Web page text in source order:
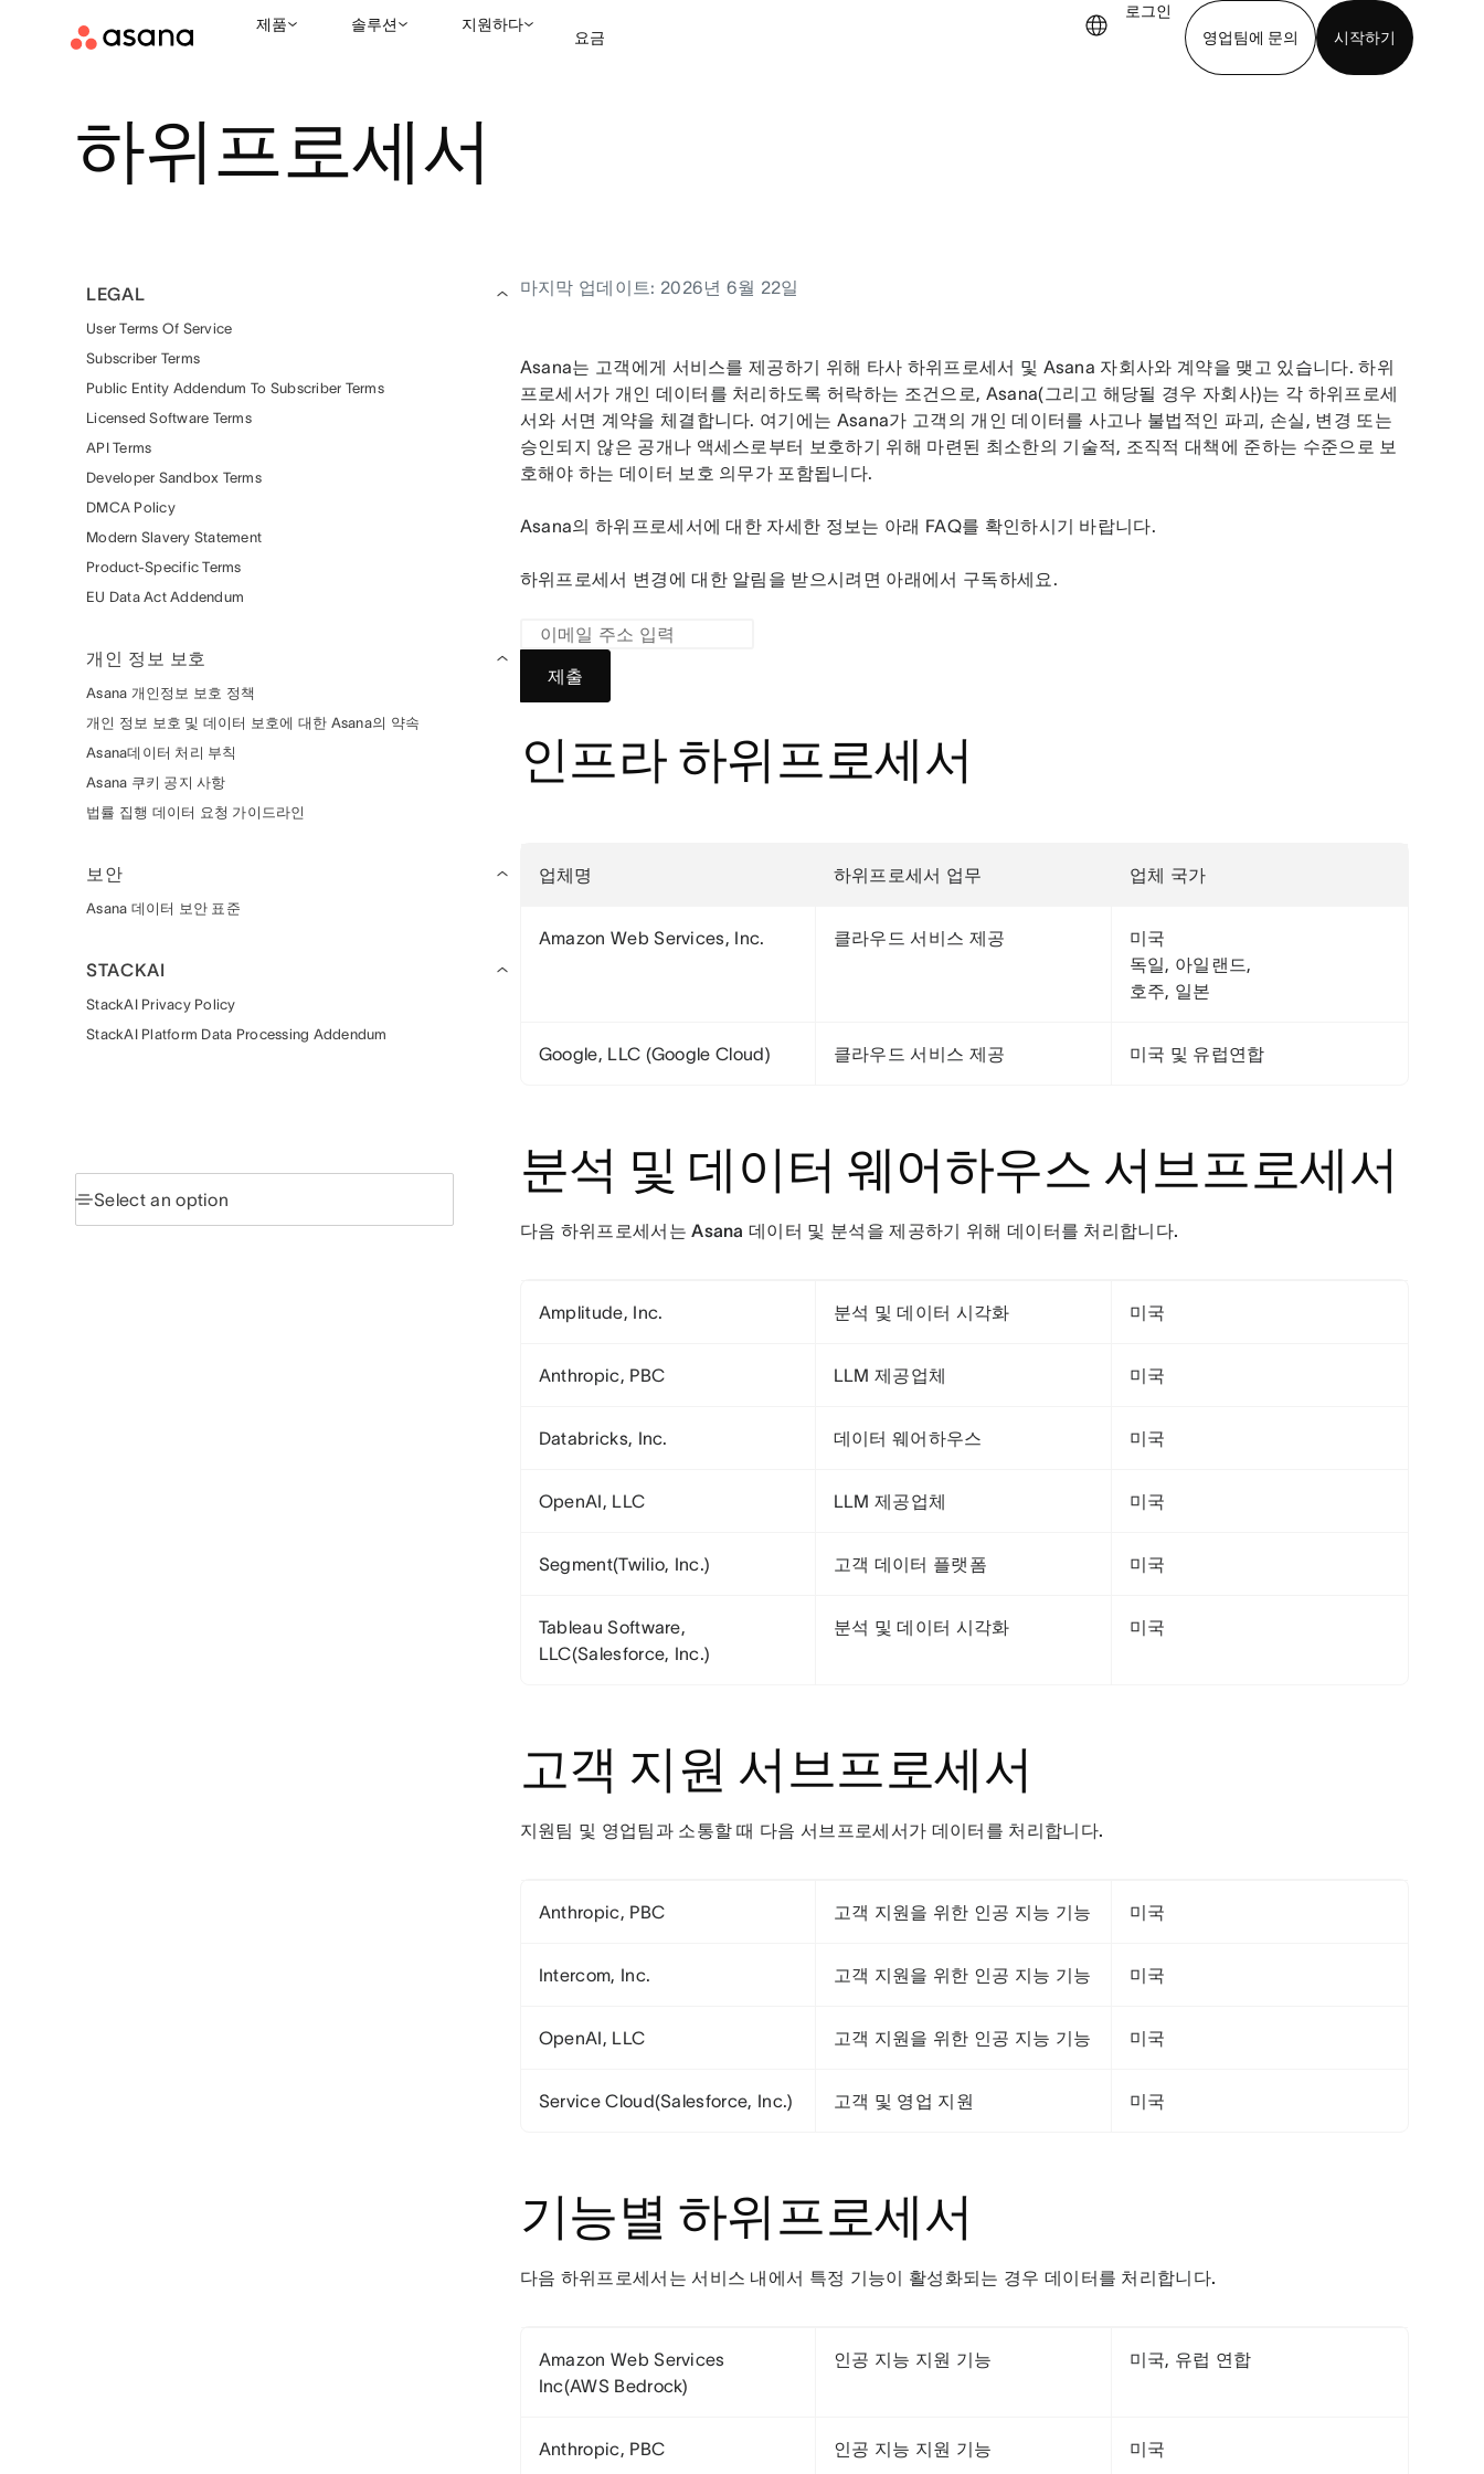
제품 솔루션 지원하다
요금
로그인
영업팀에 문의
시작하기
하위프로세서
LEGAL
User Terms Of Service
Subscriber Terms
Public Entity Addendum To Subscriber Terms
Licensed Software Terms
API Terms
Developer Sandbox Terms
DMCA Policy
Modern Slavery Statement
Product-Specific Terms
EU Data Act Addendum
개인 정보 보호
Asana 개인정보 보호 정책
개인 정보 보호 및 데이터 보호에 대한 Asana의 약속
Asana데이터 처리 부칙
Asana 쿠키 공지 사항
법률 집행 데이터 요청 가이드라인
보안
Asana 데이터 보안 표준
STACKAI
StackAI Privacy Policy
StackAI Platform Data Processing Addendum
마지막 업데이트: 2026년 6월 22일
Asana는 고객에게 서비스를 제공하기 위해 타사 하위프로세서 및 Asana 자회사와 계약을 맺고 있습니다. 하위
프로세서가 개인 데이터를 처리하도록 허락하는 조건으로, Asana(그리고 해당될 경우 자회사)는 각 하위프로세
서와 서면 계약을 체결합니다. 여기에는 Asana가 고객의 개인 데이터를 사고나 불법적인 파괴, 손실, 변경 또는
승인되지 않은 공개나 액세스로부터 보호하기 위해 마련된 최소한의 기술적, 조직적 대책에 준하는 수준으로 보
호해야 하는 데이터 보호 의무가 포함됩니다.
Asana의 하위프로세서에 대한 자세한 정보는 아래 FAQ를 확인하시기 바랍니다.
하위프로세서 변경에 대한 알림을 받으시려면 아래에서 구독하세요.
제출
인프라 하위프로세서
업체명 하위프로세서 업무 업체 국가
Amazon Web Services, Inc. 클라우드 서비스 제공
미국
독일, 아일랜드,
호주, 일본
Google, LLC (Google Cloud) 클라우드 서비스 제공 미국 및 유럽연합
분석 및 데이터 웨어하우스 서브프로세서
다음 하위프로세서는 Asana 데이터 및 분석을 제공하기 위해 데이터를 처리합니다.
Amplitude, Inc. 분석 및 데이터 시각화 미국
Anthropic, PBC LLM 제공업체 미국
Databricks, Inc. 데이터 웨어하우스 미국
OpenAI, LLC LLM 제공업체 미국
Segment(Twilio, Inc.) 고객 데이터 플랫폼 미국
Tableau Software,
LLC(Salesforce, Inc.)
분석 및 데이터 시각화 미국
고객 지원 서브프로세서
지원팀 및 영업팀과 소통할 때 다음 서브프로세서가 데이터를 처리합니다.
Anthropic, PBC 고객 지원을 위한 인공 지능 기능 미국
Intercom, Inc. 고객 지원을 위한 인공 지능 기능 미국
OpenAI, LLC 고객 지원을 위한 인공 지능 기능 미국
Service Cloud(Salesforce, Inc.) 고객 및 영업 지원 미국
기능별 하위프로세서
다음 하위프로세서는 서비스 내에서 특정 기능이 활성화되는 경우 데이터를 처리합니다.
Amazon Web Services
Inc(AWS Bedrock)
인공 지능 지원 기능 미국, 유럽 연합
Anthropic, PBC 인공 지능 지원 기능 미국